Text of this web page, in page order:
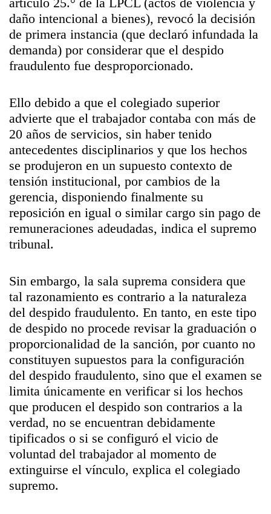
daño intencional a bienes), revocó la decisión
de primera instancia (que declaró infundada la
demanda) por considerar que el despido
fraudulento fue desproporcionado.
Ello debido a que el colegiado superior
advierte que el trabajador contaba con más de
20 años de servicios, sin haber tenido
antecedentes disciplinarios y que los hechos
se produjeron en un supuesto contexto de
tensión institucional, por cambios de la
gerencia, disponiendo finalmente su
reposición en igual o similar cargo sin pago de
remuneraciones adeudadas, indica el supremo
tribunal.
Sin embargo, la sala suprema considera que
tal razonamiento es contrario a la naturaleza
del despido fraudulento. En tanto, en este tipo
de despido no procede revisar la graduación o
proporcionalidad de la sanción, por cuanto no
constituyen supuestos para la configuración
del despido fraudulento, sino que el examen se
limita únicamente en verificar si los hechos
que producen el despido son contrarios a la
verdad, no se encuentran debidamente
tipificados o si se configuró el vicio de
voluntad del trabajador al momento de
extinguirse el vínculo, explica el colegiado
supremo.